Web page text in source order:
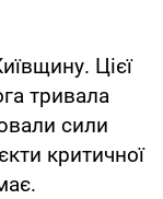
Цієї
тривала
сили
критичної